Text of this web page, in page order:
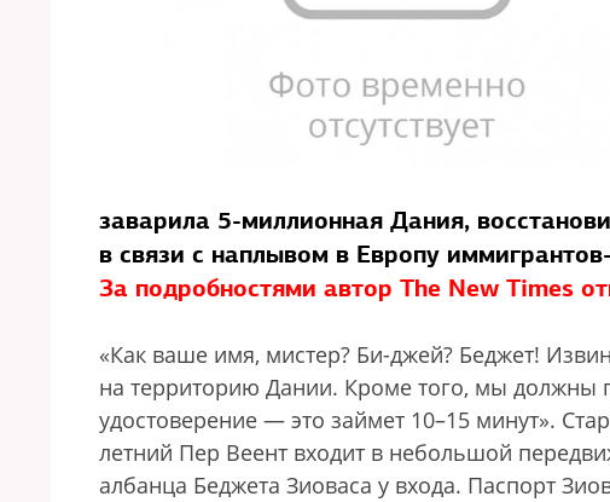
заварила 5-миллионная Дания,
в связи с наплывом в Европу
За подробностями автор The New Times
«Как ваше имя, мистер? Би-джей? Беджет!
на территорию Дании. Кроме того, мы должны
удостоверение — это займет 10–15 минут».
летний Пер Веент входит в небольшой
албанца Беджета Зиоваса у входа. Паспорт